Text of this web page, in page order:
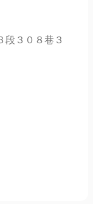
用效率並守護
段３０８巷３